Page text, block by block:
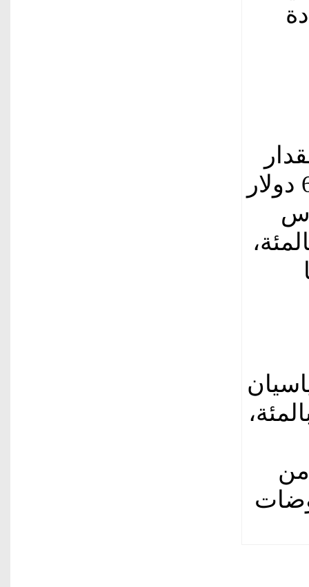
34 سنتا، أو 0.5 بالمئة، لتسجل 68.07 دولار
33 سنتا، أو 0.51 بالمئة،
أسبوعية تقارب 12 بالمئة،
من